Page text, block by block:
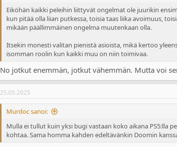
Eiköhän kaikki peleihin liittyvät ongelmat ole juurikin
kun pitää olla liian putkessa, toisia taas liika avoimuus,
mikään päällimmäinen ongelma muutenkaan olla.
Itsekin monesti valitan pienistä asioista, mikä kertoo
isomman roolin kun kaikki muu on niin toimivaa.
No jotkut enemmän, jotkut vähemmän. Mutta voi
25.05.2025
Murdoc sanoi:
Mulla ei tullut kuin yksi bugi vastaan koko aikana PS5:lla
kohtaa. Sama homma kahden edeltävänkin Doomin